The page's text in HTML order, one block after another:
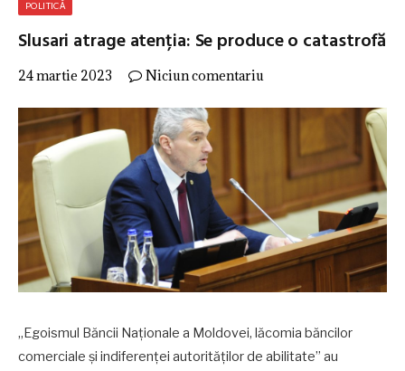
POLITICĂ
Slusari atrage atenția: Se produce o catastrofă
24 martie 2023 Niciun comentariu
„Egoismul Băncii Naționale a Moldovei, lăcomia băncilor
comerciale și indiferenței autorităților de abilitate” au